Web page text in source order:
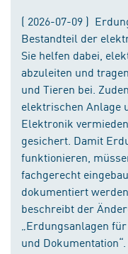
( 2026-07-09 )
Bestandteil der
Sie helfen dabei,
abzuleiten und
und Tieren bei.
elektrischen Anlage
Elektronik
gesichert. Damit
funktionieren,
fachgerecht
dokumentiert
beschreibt der
„Erdungsanlagen
und